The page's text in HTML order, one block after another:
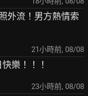
外流！男方熱情索
21小時前, 08/08
樂！！！
23小時前, 08/08